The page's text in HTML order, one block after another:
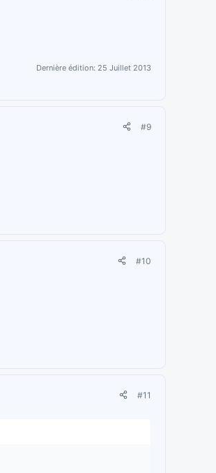
Dernière édition: 25 Juillet 2013
#9
#10
#11